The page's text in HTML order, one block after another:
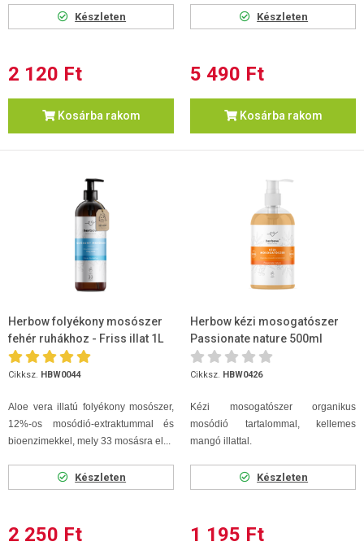
Készleten
2 120 Ft
Kosárba rakom
Készleten
5 490 Ft
Kosárba rakom
Herbow folyékony mosószer
fehér ruhákhoz - Friss illat 1L
Cikksz. HBW0044
Aloe vera illatú folyékony mosószer,
12%-os mosódió-extraktummal és
bioenzimekkel, mely 33 mosásra el...
Készleten
2 250 Ft
Herbow kézi mosogatószer
Passionate nature 500ml
Cikksz. HBW0426
Kézi mosogatószer organikus
mosódió tartalommal, kellemes
mangó illattal.
Készleten
1 195 Ft